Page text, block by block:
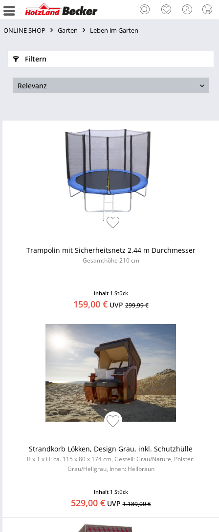
ONLINE SHOP Garten Leben im Garten
Filtern
Trampolin mit Sicherheitsnetz 2,44 m Durchmesser
Gesamthöhe 210 cm
Inhalt 1 Stück
159,00 €UVP299,99 €
Strandkorb Lökken, Design Grau, inkl. Schutzhülle
B x T x H: ca. 115 x 80 x 174 cm, Gestell: Grau/Nature, Polster:
Grau/Hellgrau, Innen: Hellbraun
Inhalt 1 Stück
529,00 €UVP1.189,00 €